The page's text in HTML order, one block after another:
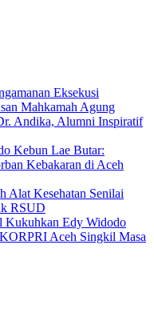
Eksekusi
Mahkamah Agung
Andika, Alumni Inspiratif
Kebun Lae Butar:
Kebakaran di Aceh
Alat Kesehatan Senilai
RSUD
Kukuhkan Edy Widodo
Aceh Singkil Masa